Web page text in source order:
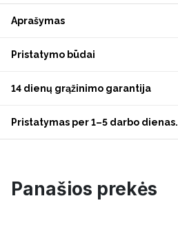
Aprašymas
Pristatymo būdai
14 dienų grąžinimo garantija
Pristatymas per 1–5 darbo dienas.
Panašios prekės